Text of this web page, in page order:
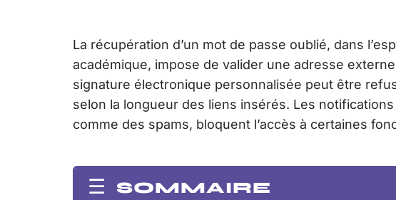
La récupération d’un mot de passe oublié, dans
académique, impose de valider une adresse
signature électronique personnalisée peut être
selon la longueur des liens insérés. Les
comme des spams, bloquent l’accès à certaines
SOMMAIRE